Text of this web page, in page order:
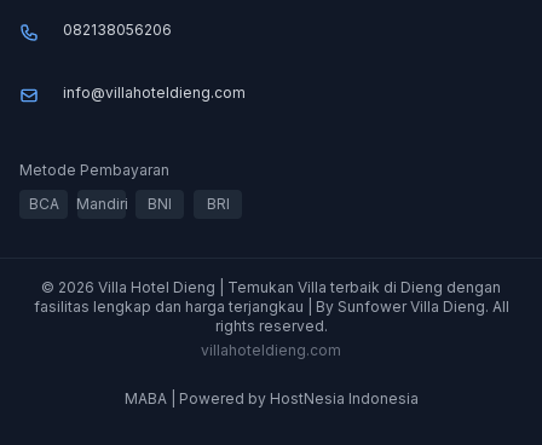
082138056206
info@villahoteldieng.com
Metode Pembayaran
BCA
Mandiri BNI BRI
© 2026 Villa Hotel Dieng | Temukan Villa terbaik di Dieng dengan
fasilitas lengkap dan harga terjangkau | By Sunfower Villa Dieng. All
rights reserved.
villahoteldieng.com
MABA | Powered by HostNesia Indonesia